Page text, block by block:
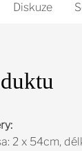
Diskuze
2 x 54cm,